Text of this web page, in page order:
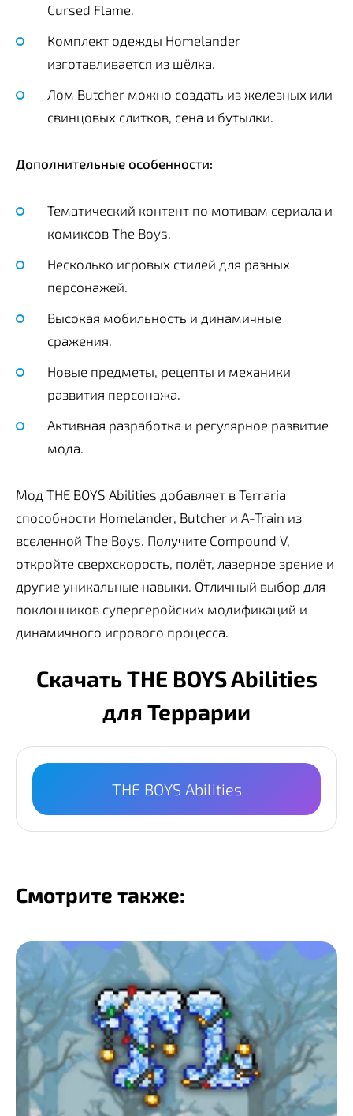
Cursed Flame.
Комплект одежды Homelander
изготавливается из шёлка.
Лом Butcher можно создать из железных или
свинцовых слитков, сена и бутылки.
Дополнительные особенности:
Тематический контент по мотивам сериала и
комиксов The Boys.
Несколько игровых стилей для разных
персонажей.
Высокая мобильность и динамичные
сражения.
Новые предметы, рецепты и механики
развития персонажа.
Активная разработка и регулярное развитие
мода.
Мод THE BOYS Abilities добавляет в Terraria
способности Homelander, Butcher и A-Train из
вселенной The Boys. Получите Compound V,
откройте сверхскорость, полёт, лазерное зрение и
другие уникальные навыки. Отличный выбор для
поклонников супергеройских модификаций и
динамичного игрового процесса.
Скачать THE BOYS Abilities
для Террарии
THE BOYS Abilities
Смотрите также: